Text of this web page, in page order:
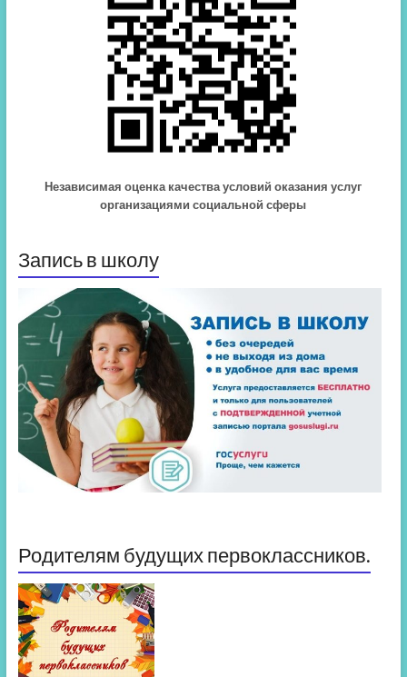
Независимая оценка качества условий оказания услуг
организациями социальной сферы
Запись в школу
Родителям будущих первоклассников.